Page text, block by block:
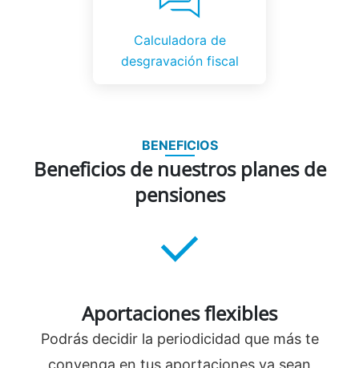
Calculadora de
desgravación fiscal
BENEFICIOS
Beneficios de nuestros planes de
pensiones
Aportaciones flexibles
Podrás decidir la periodicidad que más te